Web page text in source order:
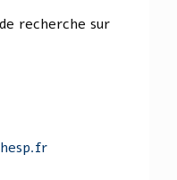
recherche sur